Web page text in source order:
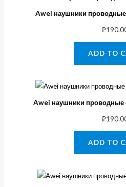
Awei наушники проводные
₽
ADD TO
Awei наушники проводные
₽
ADD TO